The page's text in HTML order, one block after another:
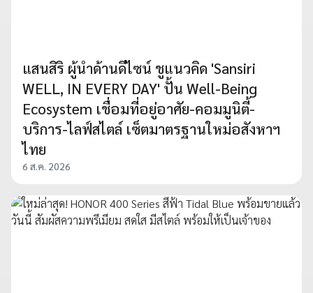
แสนสิริ ผู้นำด้านดีไซน์ ชูแนวคิด 'Sansiri
WELL, IN EVERY DAY' ปั้น Well-Being
Ecosystem เชื่อมที่อยู่อาศัย-คอมมูนิตี้-
บริการ-ไลฟ์สไตล์ เซ็ตมาตรฐานใหม่อสังหาฯ
ไทย
6 ส.ค. 2026